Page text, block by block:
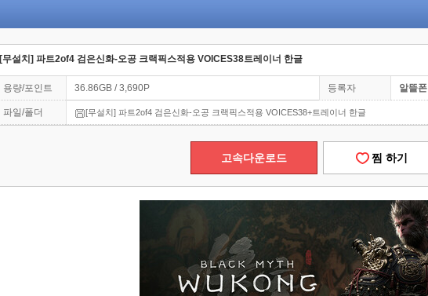
[무설치] 파트2of4 검은신화-오공 크랙픽스적용 VOICES38트레이너 한글
용량/포인트 36.86GB / 3,690P 등록자 알뜰폰
파일/폴더 [무설치] 파트2of4 검은신화-오공 크랙픽스적용 VOICES38+트레이너 한글
고속다운로드 찜 하기